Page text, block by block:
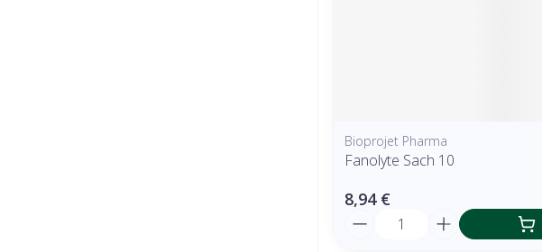
Bioprojet Pharma
Fanolyte Sach 10
8,94 €
Quantité